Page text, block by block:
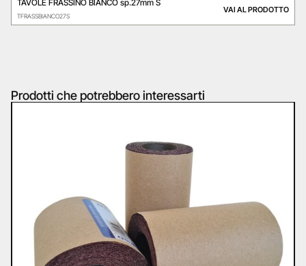
TAVOLE FRASSINO BIANCO sp.27mm S
TFRASSBIANCO27S
VAI AL PRODOTTO
Prodotti che potrebbero interessarti